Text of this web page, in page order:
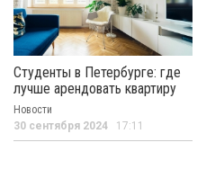
Студенты в Петербурге: где
лучше арендовать квартиру
Новости
30 сентября 2024 17:11